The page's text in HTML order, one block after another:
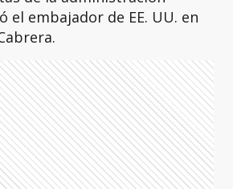
el embajador de EE. UU. en